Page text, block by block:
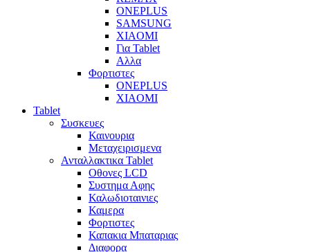
ONEPLUS
SAMSUNG
XIAOMI
Για Tablet
Αλλα
Φορτιστες
ONEPLUS
XIAOMI
Tablet
Συσκευες
Καινουρια
Μεταχειρισμενα
Ανταλλακτικα Tablet
Οθονες LCD
Συστημα Αφης
Καλωδιοταινιες
Καμερα
Φορτιστες
Καπακια Μπαταριας
Διαφορα